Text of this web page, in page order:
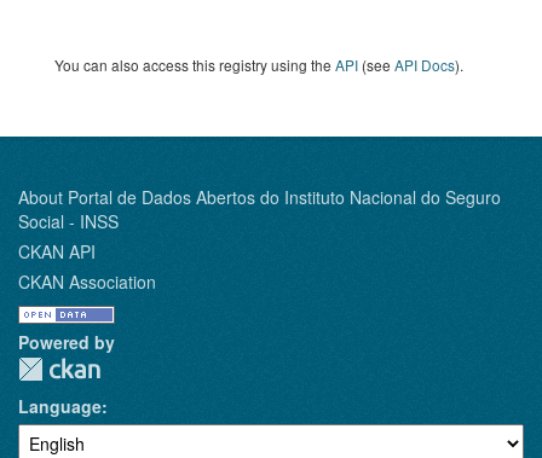
You can also access this registry using the API (see API Docs).
About Portal de Dados Abertos do Instituto Nacional do Seguro
Social - INSS
CKAN API
CKAN Association
Powered by
Language